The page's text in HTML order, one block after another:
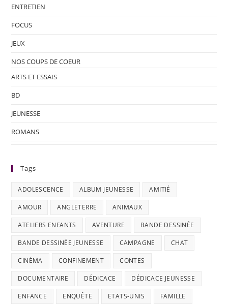
ENTRETIEN
FOCUS
JEUX
NOS COUPS DE COEUR
ARTS ET ESSAIS
BD
JEUNESSE
ROMANS
Tags
ADOLESCENCE ALBUM JEUNESSE AMITIÉ
AMOUR ANGLETERRE ANIMAUX
ATELIERS ENFANTS AVENTURE BANDE DESSINÉE
BANDE DESSINÉE JEUNESSE CAMPAGNE CHAT
CINÉMA CONFINEMENT CONTES
DOCUMENTAIRE DÉDICACE DÉDICACE JEUNESSE
ENFANCE ENQUÊTE ETATS-UNIS FAMILLE